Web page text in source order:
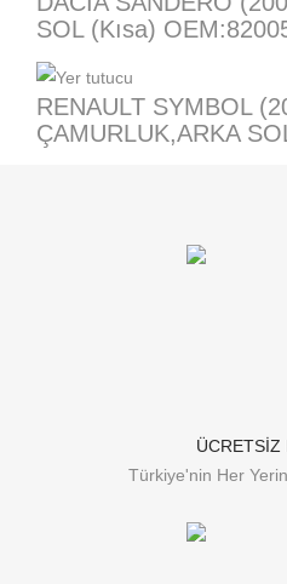
SOL (Kısa)
RENAULT SYMBOL
ÇAMURLUK,ARKA
ÜCRETSİZ
Türkiye'nin Her